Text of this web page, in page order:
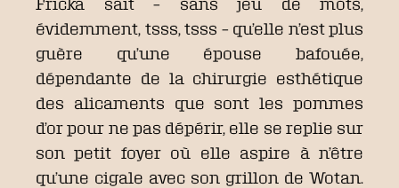
Fricka sait – sans jeu de mots,
évidemment, tsss, tsss – qu’elle n’est plus
guère qu’une épouse bafouée,
dépendante de la chirurgie esthétique
des alicaments que sont les pommes
d’or pour ne pas dépérir, elle se replie sur
son petit foyer où elle aspire à n’être
qu’une cigale avec son grillon de Wotan.